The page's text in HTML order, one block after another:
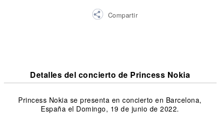
Compartir
Detalles del concierto de Princess Nokia
Princess Nokia se presenta en concierto en Barcelona,
España el Domingo, 19 de junio de 2022.